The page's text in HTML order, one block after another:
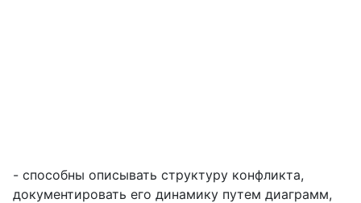
- способны описывать структуру конфликта,
документировать его динамику путем диаграмм,